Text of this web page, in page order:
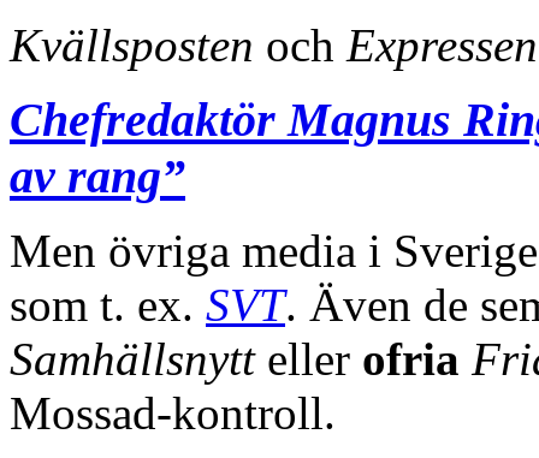
Kvällsposten och
Chefredaktör Magnus
av rang”
Men övriga media i
som t. ex. SVT. Även de
Samhällsnytt eller ofria
Mossad-kontroll.